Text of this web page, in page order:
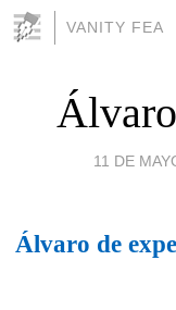
VANITY FEA
11 DE
Álvaro de